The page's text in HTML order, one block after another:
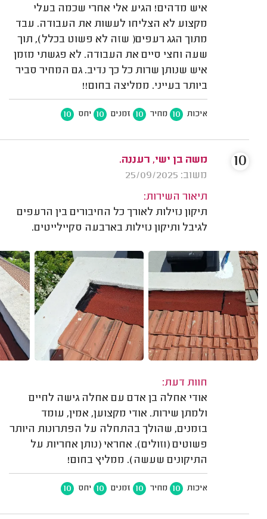
איש מדהים! הגיע אלי אחרי שכמה בעלי
מקצוע לא הצליחו לעשות את העבודה. עבד
מתוך הגג רעפים( שזה לא פשוט בכלל), תוך
שעה וחצי סיים את העבודה. לא פגשתי מזמן
איש שנותן שרות כל כך נדיב. גם המחיר סביר
ביותר בעייני. ממליצה בחום!!
איכות 10 מחיר 10 זמנים 10 יחס 10
משה בן ישי, רעננה.
משוב: 25/09/2025
תיאור השירות:
תיקון נזילות לאורך כל החיבורים בין הרעפים
לגיבל ותיקון נזילות בארבעה סקיילייטים.
חוות דעת:
אודי אחלה בן אדם עם אחלה גישה לחיים
ולמתן שירות. אודי מקצוען, אמין, עומד
בזמנים, שהולך בהתחלה על הפתרונות היותר
פשוטים (וזולים). אחראי (נותן אחריות על
התיקונים שעשה). ממליץ בחום!
איכות 10 מחיר 10 זמנים 10 יחס 10
10